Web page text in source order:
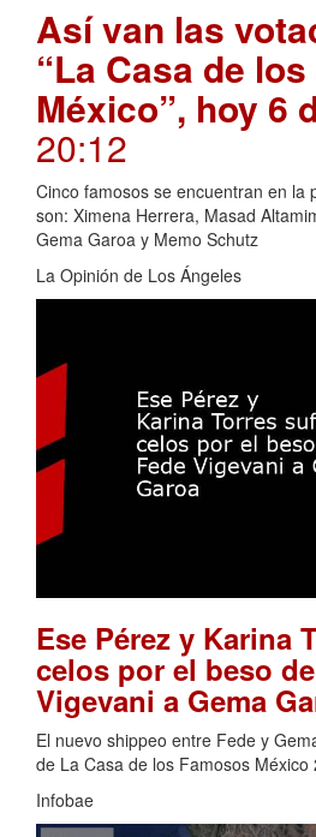
Así van las
“La Casa de
México”, hoy 6
20:12
Cinco famosos se encuentran en la
son: Ximena Herrera, Masad
Gema Garoa y Memo Schutz
La Opinión de Los Ángeles
Ese Pérez y Karina
celos por el beso
Vigevani a Gema
El nuevo shippeo entre Fede y
de La Casa de los Famosos México
Infobae